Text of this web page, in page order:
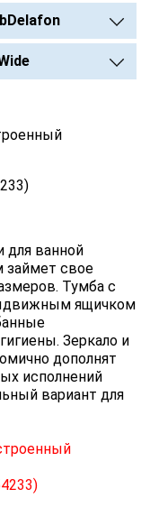
для ванной
займет свое
Тумба с
ящичком
Зеркало и
дополнят
исполнений
вариант для